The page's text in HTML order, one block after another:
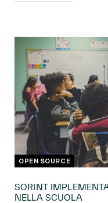
OPEN SOURCE
SORINT
NELLA SCUOLA